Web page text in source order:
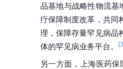
品基地与战略性物流基
疗保障制度改革，共同
理，保障存量罕见病品
体的罕见病业务平台。
[
另一方面，上海医药